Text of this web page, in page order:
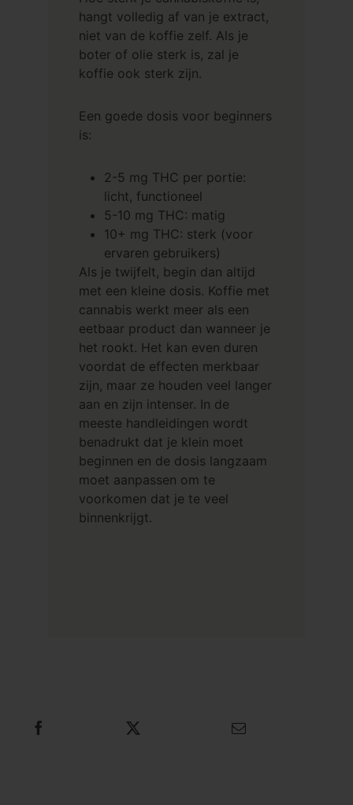
hangt volledig af van je extract,
niet van de koffie zelf. Als je
boter of olie sterk is, zal je
koffie ook sterk zijn.
Een goede dosis voor beginners
is:
2-5 mg THC per portie:
licht, functioneel
5-10 mg THC: matig
10+ mg THC: sterk (voor
ervaren gebruikers)
Als je twijfelt, begin dan altijd
met een kleine dosis. Koffie met
cannabis werkt meer als een
eetbaar product dan wanneer je
het rookt. Het kan even duren
voordat de effecten merkbaar
zijn, maar ze houden veel langer
aan en zijn intenser. In de
meeste handleidingen wordt
benadrukt dat je klein moet
beginnen en de dosis langzaam
moet aanpassen om te
voorkomen dat je te veel
binnenkrijgt.